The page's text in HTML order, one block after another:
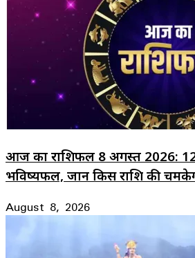
आज का राशिफल 8 अगस्त 2026: 12
भविष्यफल, जानें किस राशि की
August 8, 2026